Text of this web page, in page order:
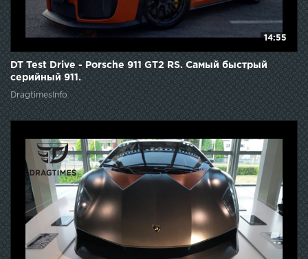
14:55
DT Test Drive - Porsche 911 GT2 RS. Самый быстрый
серийный 911.
DragtimesInfo